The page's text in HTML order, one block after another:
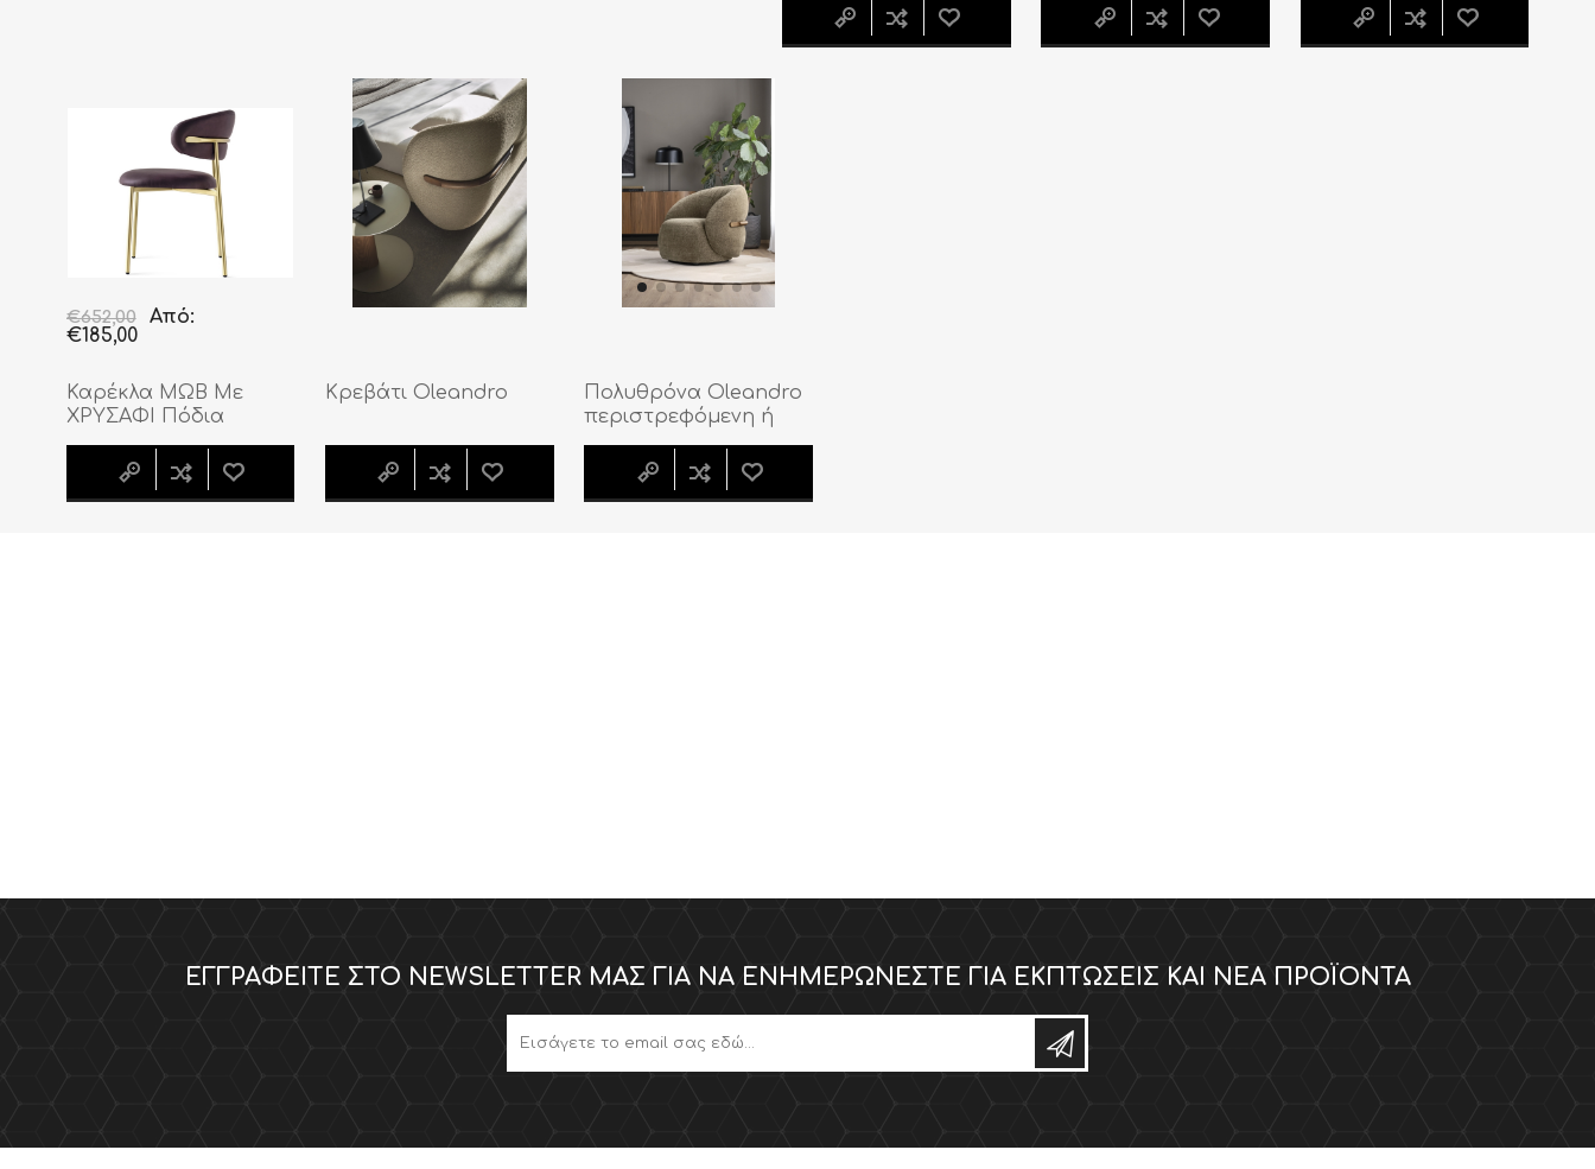
Oleandro
Καρέκλα ΜΩΒ Με
ΧΡΥΣΑΦΙ Πόδια
Oleandro - Σετ 2
τεμαχίων | Εκθεσιακές
– Άμεση Παράδοση
€652,00
Από:
€185,00
Κρεβάτι Oleandro
Πολυθρόνα Oleandro
περιστρεφόμενη ή
σταθερή
ΕΓΓΡΑΦΕΊΤΕ ΣΤΟ NEWSLETTER ΜΑΣ ΓΙΑ ΝΑ ΕΝΗΜΕΡΏΝΕΣΤΕ ΓΙΑ ΕΚΠΤΏΣΕΙΣ ΚΑΙ ΝΈΑ ΠΡΟΪΌΝΤΑ